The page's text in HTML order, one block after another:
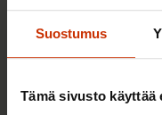
Suostumus
Tämä sivusto käyttää
Sinua
TERVE JA HYVÄ